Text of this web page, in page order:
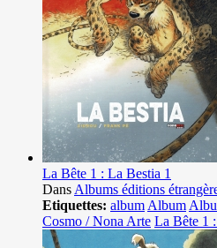
La Bête 1 : La Bestia 1
Dans Albums éditions
Etiquettes: album Album
Cosmo / Nona Arte La Bête 1